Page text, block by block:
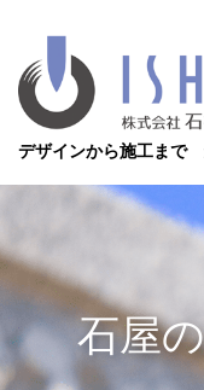
デザインから施工まで
石屋